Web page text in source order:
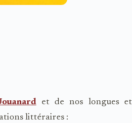
et de nos longues et
littéraires :